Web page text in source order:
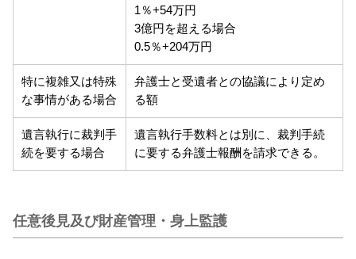
1％+54万円
3億円を超える場合
0.5％+204万円
特に複雑又は特殊
な事情がある場合
弁護士と受遺者との協議により定め
る額
遺言執行に裁判手
続を要する場合
遺言執行手数料とは別に、裁判手続
に要する弁護士報酬を請求できる。
任意後見及び財産管理・身上監護